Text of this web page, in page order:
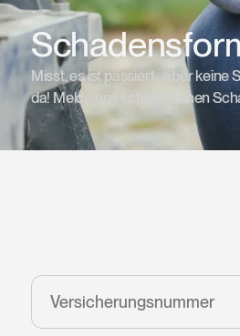
Misst, es ist passiert…aber keine
da! Melde uns schnell deinen